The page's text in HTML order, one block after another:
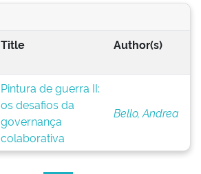
Title Author(s)
Pintura de guerra II:
os desafios da
governança
colaborativa
Bello, Andrea